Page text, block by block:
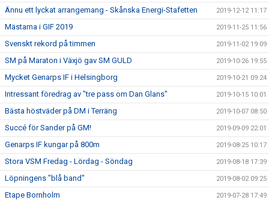
Ännu ett lyckat arrangemang - Skånska Energi-Stafetten 2019-12-12 11:17
Mästarna i GIF 2019 2019-11-25 11:56
Svenskt rekord på timmen 2019-11-02 19:09
SM på Maraton i Växjö gav SM GULD 2019-10-26 19:55
Mycket Genarps IF i Helsingborg 2019-10-21 09:24
Intressant föredrag av "tre pass om Dan Glans" 2019-10-15 10:01
Bästa höstväder på DM i Terräng 2019-10-07 08:50
Succé för Sander på GM! 2019-09-09 22:01
Genarps IF kungar på 800m 2019-08-25 10:17
Stora VSM Fredag - Lördag - Söndag 2019-08-18 17:39
Löpningens "blå band" 2019-08-02 09:25
Etape Bornholm 2019-07-28 17:49